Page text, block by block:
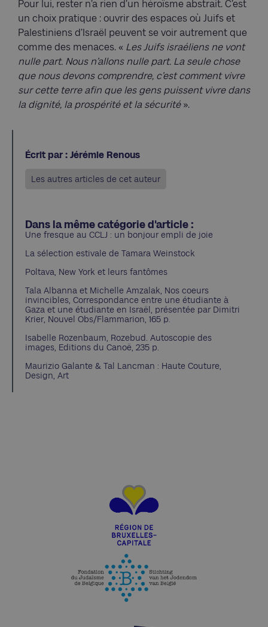
Pour lui, rester n’a rien d’un héroïsme abstrait. C’est
un choix pratique : ouvrir des espaces où Juifs et
Palestiniens d’Israël peuvent se voir autrement que
comme des menaces. « Les Juifs israéliens ne vont
nulle part. Nous n’allons nulle part. La seule chose
que nous devons comprendre, c’est comment vivre
sur cette terre afin que les gens puissent vivre dans
la dignité, la prospérité et la sécurité ».
Écrit par : Jérémie Renous
Les autres articles de cet auteur
Dans la même catégorie d'article :
Une fresque au CCLJ : un bonjour empli de joie
La sélection estivale de Tamara Weinstock
Poltava, New York et leurs fantômes
Tala Albanna et Michelle Amzalak, Nos coeurs
invincibles, Correspondance entre une étudiante à
Gaza et une étudiante en Israël, présentée par Dimitri
Krier, Nouvel Obs/Flammarion, 165 p.
Isabelle Rozenbaum, Rozebud. Autoscopie des
images, Editions du Canoë, 235 p.
Maurizio Galante & Tal Lancman : Haute Couture,
Design, Art